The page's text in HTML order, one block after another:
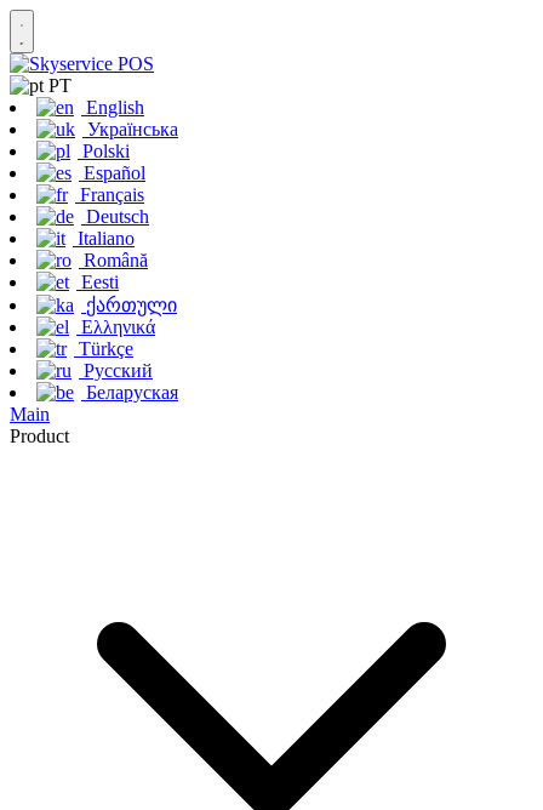
PT
English
Українська
Polski
Español
Français
Deutsch
Italiano
Română
Eesti
ქართული
Ελληνικά
Türkçe
Русский
Беларуская
Main
Product